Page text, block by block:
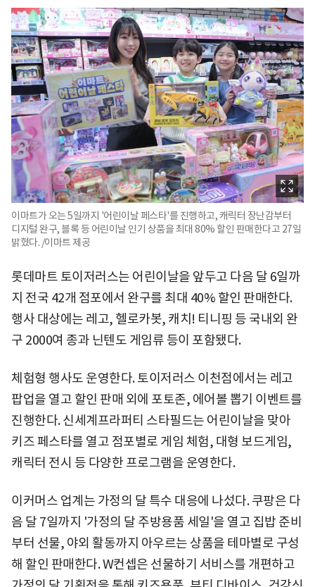
이마트가 오는 5일까지 '어린이날 페스타'를 진행하고, 캐릭터 장난감부터
디지털 완구, 블록 등 어린이날 인기 상품을 최대 80% 할인 판매한다고 27일
밝혔다. /이마트 제공
롯데마트 토이저러스는 어린이날을 앞두고 다음 달 6일까
지 전국 42개 점포에서 완구를 최대 40% 할인 판매한다.
행사 대상에는 레고, 헬로카봇, 캐치! 티니핑 등 국내외 완
구 2000여 종과 닌텐도 게임류 등이 포함됐다.
체험형 행사도 운영한다. 토이저러스 이천점에서는 레고
팝업을 열고 할인 판매 외에 포토존, 에어볼 뽑기 이벤트를
진행한다. 신세계프라퍼티 스타필드는 어린이날을 맞아
키즈 페스타를 열고 점포별로 게임 체험, 대형 보드게임,
캐릭터 전시 등 다양한 프로그램을 운영한다.
이커머스 업계는 가정의 달 특수 대응에 나섰다. 쿠팡은 다
음 달 7일까지 '가정의 달 주방용품 세일'을 열고 집밥 준비
부터 선물, 야외 활동까지 아우르는 상품을 테마별로 구성
해 할인 판매한다. W컨셉은 선물하기 서비스를 개편하고